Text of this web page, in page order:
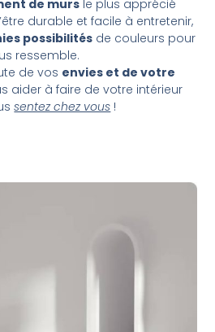
de murs le plus apprécié
durable et facile à entretenir,
possibilités de couleurs pour
ressemble.
de vos envies et de votre
aider à faire de votre intérieur
sentez chez vous !